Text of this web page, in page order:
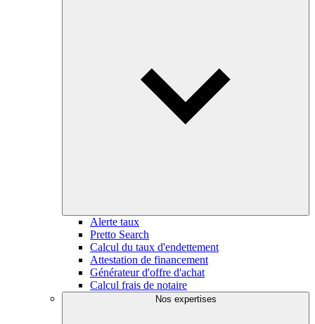
Alerte taux
Pretto Search
Calcul du taux d'endettement
Attestation de financement
Générateur d'offre d'achat
Calcul frais de notaire
Nos expertises